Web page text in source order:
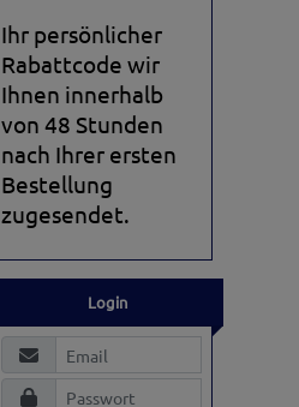
Ihr persönlicher
Rabattcode wir
Ihnen innerhalb
von 48 Stunden
nach Ihrer ersten
Bestellung
zugesendet.
Login